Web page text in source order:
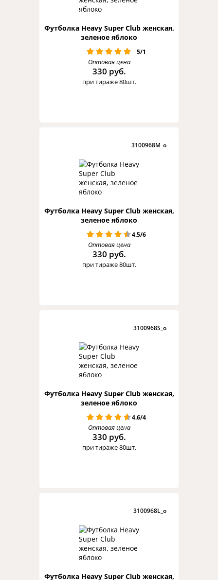
Футболка Heavy Super Club женская,
зеленое яблоко
5/1
Оптовая цена
330 руб.
при тираже 80шт.
3100968M_o
Футболка Heavy Super Club женская,
зеленое яблоко
4.5/6
Оптовая цена
330 руб.
при тираже 80шт.
3100968S_o
Футболка Heavy Super Club женская,
зеленое яблоко
4.6/4
Оптовая цена
330 руб.
при тираже 80шт.
3100968L_o
Футболка Heavy Super Club женская,